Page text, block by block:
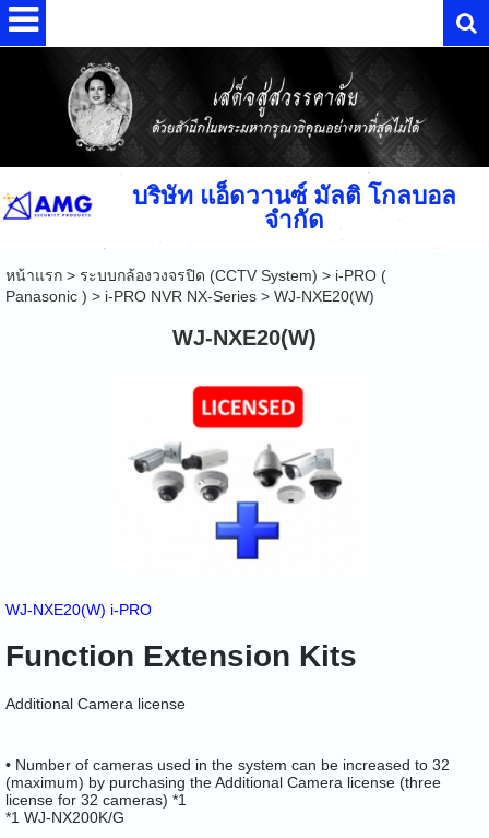
บริษัท แอ็ดวานซ์ มัลติ โกลบอล
จำกัด
หน้าแรก> ระบบกล้องวงจรปิด (CCTV System) > i-PRO (
Panasonic ) > i-PRO NVR NX-Series> WJ-NXE20(W)
WJ-NXE20(W)
WJ-NXE20(W) i-PRO
Function Extension Kits
Additional Camera license
• Number of cameras used in the system can be increased to 32
(maximum) by purchasing the Additional Camera license (three
license for 32 cameras) *1
*1 WJ-NX200K/G